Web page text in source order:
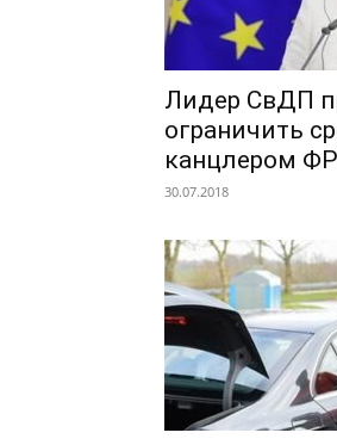
Лидер СвДП
ограничить
канцлером
30.07.2018